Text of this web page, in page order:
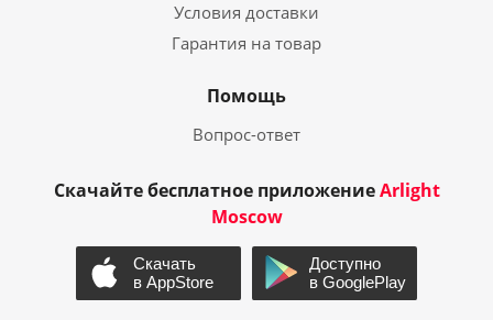
Условия доставки
Гарантия на товар
Помощь
Вопрос-ответ
Скачайте бесплатное приложениеArlight
Moscow